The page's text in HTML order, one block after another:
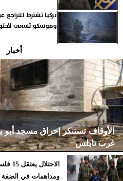
تركيا تشترط
وموسكو تسعى
أخبار
الأوقاف تستنكر إحراق مسجد
غرب نابلس
ومداهمات في الضفة